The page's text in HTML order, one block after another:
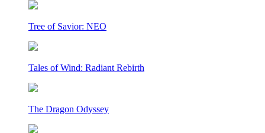
Tree of Savior: NEO
Tales of Wind: Radiant Rebirth
The Dragon Odyssey